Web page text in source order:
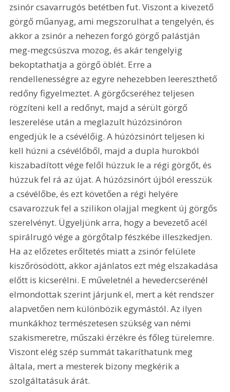
zsinór csavarrugós betétben fut. Viszont a kivezető
görgő műanyag, ami megszorulhat a tengelyén, és
akkor a zsinór a nehezen forgó görgő palástján
meg-megcsúszva mozog, és akár tengelyig
bekoptathatja a görgő öblét. Erre a
rendellenességre az egyre nehezebben leereszthető
redőny figyelmeztet. A görgőcseréhez teljesen
rögzíteni kell a redőnyt, majd a sérült görgő
leszerelése után a meglazult húzózsinóron
engedjük le a csévélőig. A húzózsinórt teljesen ki
kell húzni a csévélőből, majd a dupla hurokból
kiszabadított vége felől húzzuk le a régi görgőt, és
húzzuk fel rá az újat. A húzózsinórt újból eresszük
a csévélőbe, és ezt követően a régi helyére
csavarozzuk fel a szilikon olajjal megkent új görgős
szerelvényt. Ügyeljünk arra, hogy a bevezető acél
spirálrugó vége a görgőtalp fészkébe illeszkedjen.
Ha az előzetes erőltetés miatt a zsinór felülete
kiszőrösödött, akkor ajánlatos ezt még elszakadása
előtt is kicserélni. E műveletnél a hevedercserénél
elmondottak szerint járjunk el, mert a két rendszer
alapvetően nem különbözik egymástól. Az ilyen
munkákhoz természetesen szükség van némi
szakismeretre, műszaki érzékre és főleg türelemre.
Viszont elég szép summát takaríthatunk meg
általa, mert a mesterek bizony megkérik a
szolgáltatásuk árát.